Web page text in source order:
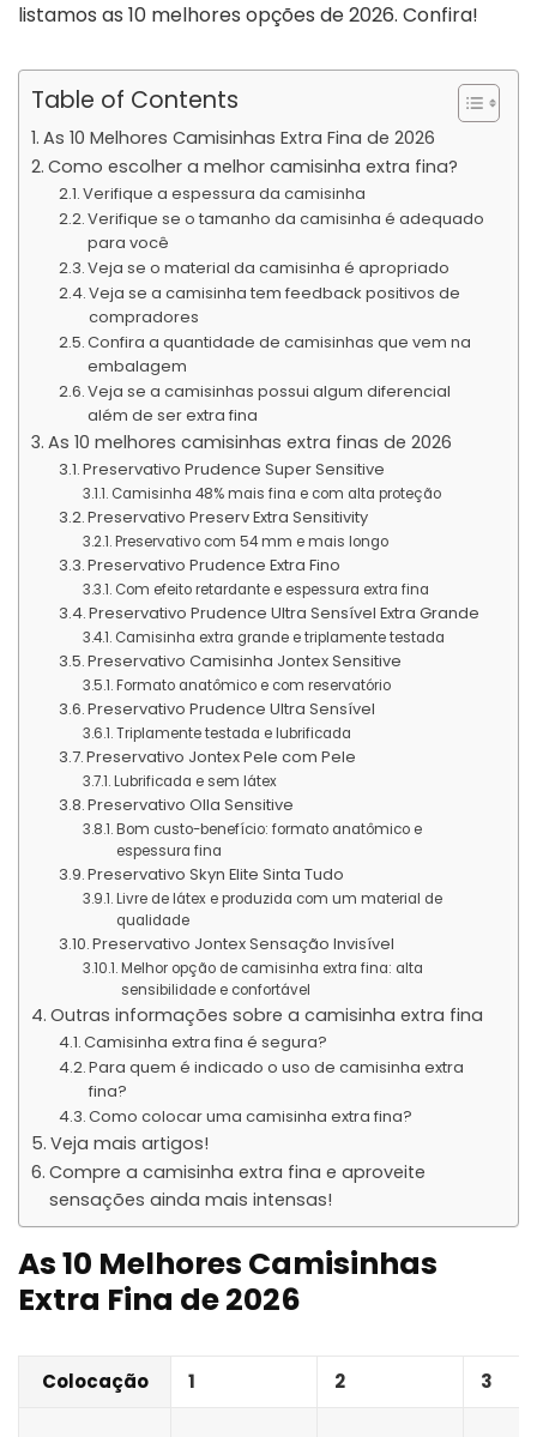
listamos as 10 melhores opções de 2026. Confira!
Table of Contents
As 10 Melhores Camisinhas Extra Fina de 2026
Como escolher a melhor camisinha extra fina?
Verifique a espessura da camisinha
Verifique se o tamanho da camisinha é adequado
para você
Veja se o material da camisinha é apropriado
Veja se a camisinha tem feedback positivos de
compradores
Confira a quantidade de camisinhas que vem na
embalagem
Veja se a camisinhas possui algum diferencial
além de ser extra fina
As 10 melhores camisinhas extra finas de 2026
Preservativo Prudence Super Sensitive
Camisinha 48% mais fina e com alta proteção
Preservativo Preserv Extra Sensitivity
Preservativo com 54 mm e mais longo
Preservativo Prudence Extra Fino
Com efeito retardante e espessura extra fina
Preservativo Prudence Ultra Sensível Extra Grande
Camisinha extra grande e triplamente testada
Preservativo Camisinha Jontex Sensitive
Formato anatômico e com reservatório
Preservativo Prudence Ultra Sensível
Triplamente testada e lubrificada
Preservativo Jontex Pele com Pele
Lubrificada e sem látex
Preservativo Olla Sensitive
Bom custo-benefício: formato anatômico e
espessura fina
Preservativo Skyn Elite Sinta Tudo
Livre de látex e produzida com um material de
qualidade
Preservativo Jontex Sensação Invisível
Melhor opção de camisinha extra fina: alta
sensibilidade e confortável
Outras informações sobre a camisinha extra fina
Camisinha extra fina é segura?
Para quem é indicado o uso de camisinha extra
fina?
Como colocar uma camisinha extra fina?
Veja mais artigos!
Compre a camisinha extra fina e aproveite
sensações ainda mais intensas!
As 10 Melhores Camisinhas
Extra Fina de 2026
Colocação 1 2 3